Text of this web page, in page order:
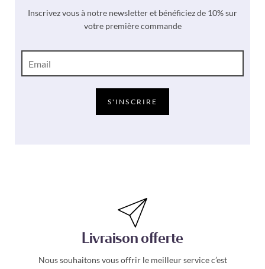
Inscrivez vous à notre newsletter et bénéficiez de 10% sur
votre première commande
m
S'INSCRIRE
Livraison offerte
Nous souhaitons vous offrir le meilleur service c’est